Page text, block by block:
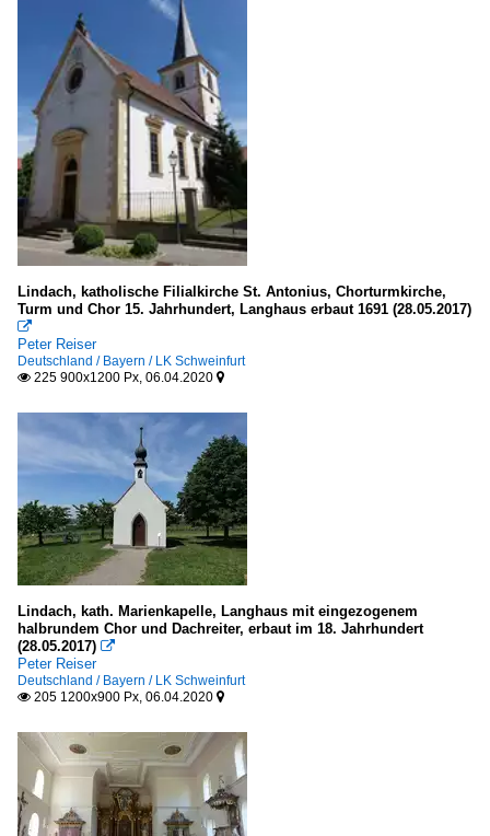
Lindach, katholische Filialkirche St. Antonius, Chorturmkirche,
Turm und Chor 15. Jahrhundert, Langhaus erbaut 1691 (28.05.2017)

Peter Reiser
Deutschland / Bayern / LK Schweinfurt
 225 900x1200 Px, 06.04.2020 
Lindach, kath. Marienkapelle, Langhaus mit eingezogenem
halbrundem Chor und Dachreiter, erbaut im 18. Jahrhundert
(28.05.2017) 
Peter Reiser
Deutschland / Bayern / LK Schweinfurt
 205 1200x900 Px, 06.04.2020 